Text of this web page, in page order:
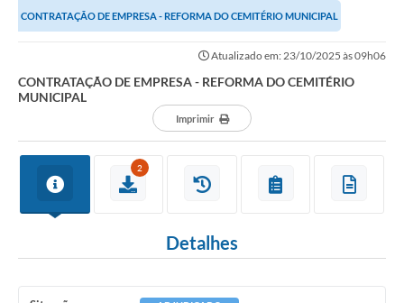
CONTRATAÇÃO DE EMPRESA - REFORMA DO CEMITÉRIO MUNICIPAL
Atualizado em: 23/10/2025 às 09h06
CONTRATAÇÃO DE EMPRESA - REFORMA DO CEMITÉRIO
MUNICIPAL
Imprimir
2
Detalhes